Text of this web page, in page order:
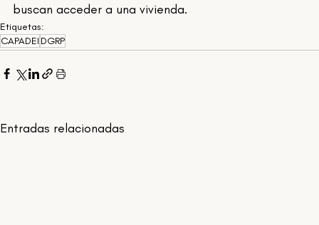
buscan acceder a una vivienda.
Etiquetas:
CAPADEI DGRP
Entradas relacionadas